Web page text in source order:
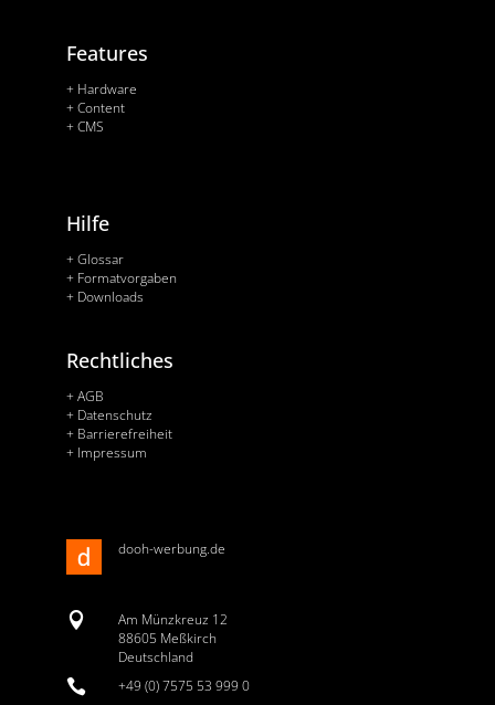
Features
+ Hardware
+ Content
+ CMS
Hilfe
+ Glossar
+ Formatvorgaben
+ Downloads
Rechtliches
+ AGB
+ Datenschutz
+ Barrierefreiheit
+ Impressum
dooh-werbung.de

Am Münzkreuz 12
88605 Meßkirch
Deutschland
 +49 (0) 7575 53 999 0